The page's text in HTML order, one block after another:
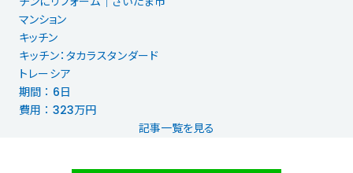
マンション
キッチン
キッチン：タカラスタンダード
トレーシア
期間 ： 6日
費用 ： 323万円
記事一覧を見る